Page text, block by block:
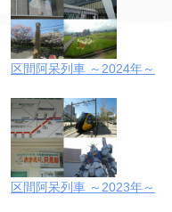
区間阿呆列車 ～2024年～
区間阿呆列車 ～2023年～